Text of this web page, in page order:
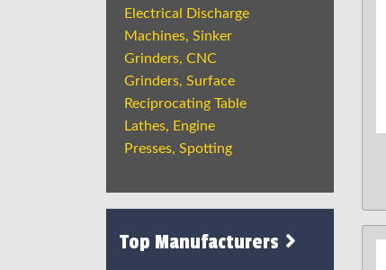
Electrical Discharge
Machines, Sinker
Grinders, CNC
Grinders, Surface
Reciprocating Table
Lathes, Engine
Presses, Spotting
Top Manufacturers